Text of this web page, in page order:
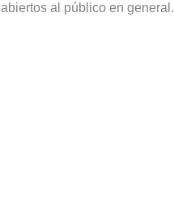
abiertos al público en general.